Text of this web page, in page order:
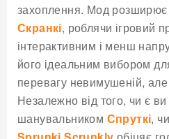
захоплення. Мод розширює
Скранкі, роблячи ігровий
інтерактивним і менш
його ідеальним вибором
перевагу невимушеній, але
Незалежно від того, чи є
шанувальником Спруткі,